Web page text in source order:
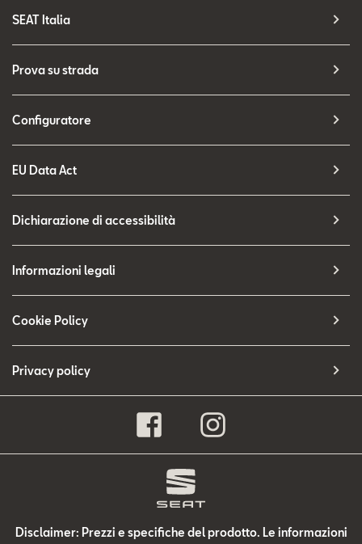
SEAT Italia
Prova su strada
Configuratore
EU Data Act
Dichiarazione di accessibilità
Informazioni legali
Cookie Policy
Privacy policy
Disclaimer: Prezzi e specifiche del prodotto. Le informazioni